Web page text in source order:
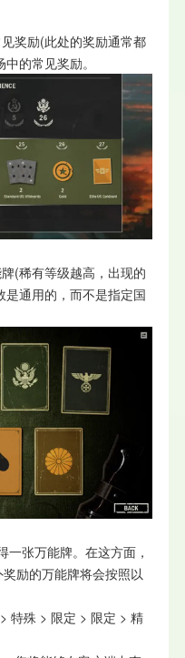
奖励(此处的奖励通常都
的常见奖励。
(稀有等级越高，出现的
通用的，而不是指定国
张万能牌。在这方面，
励的万能牌将会按照以
特殊 > 限定 > 限定 > 精